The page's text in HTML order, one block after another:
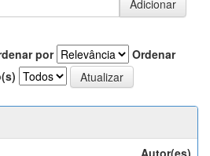
por
Ordenar
Autor(es)